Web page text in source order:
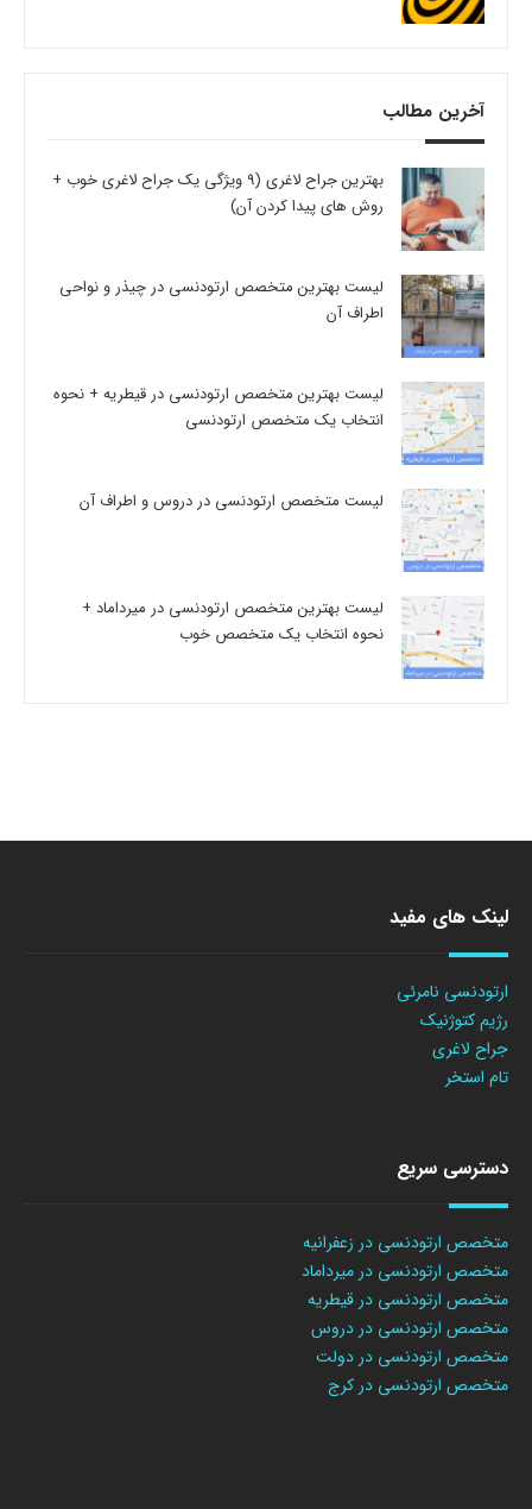
آخرین مطالب
بهترین جراح لاغری (9 ویژگی یک جراح لاغری خوب +
روش های پیدا کردن آن)
لیست بهترین متخصص ارتودنسی در چیذر و نواحی
اطراف آن
لیست بهترین متخصص ارتودنسی در قیطریه + نحوه
انتخاب یک متخصص ارتودنسی
لیست متخصص ارتودنسی در دروس و اطراف آن
لیست بهترین متخصص ارتودنسی در میرداماد +
نحوه انتخاب یک متخصص خوب
لینک های مفید
ارتودنسی نامرئی
رژیم کتوژنیک
جراح لاغری
تام استخر
دسترسی سریع
متخصص ارتودنسی در زعفرانیه
متخصص ارتودنسی در میرداماد
متخصص ارتودنسی در قیطریه
متخصص ارتودنسی در دروس
متخصص ارتودنسی در دولت
متخصص ارتودنسی در کرج